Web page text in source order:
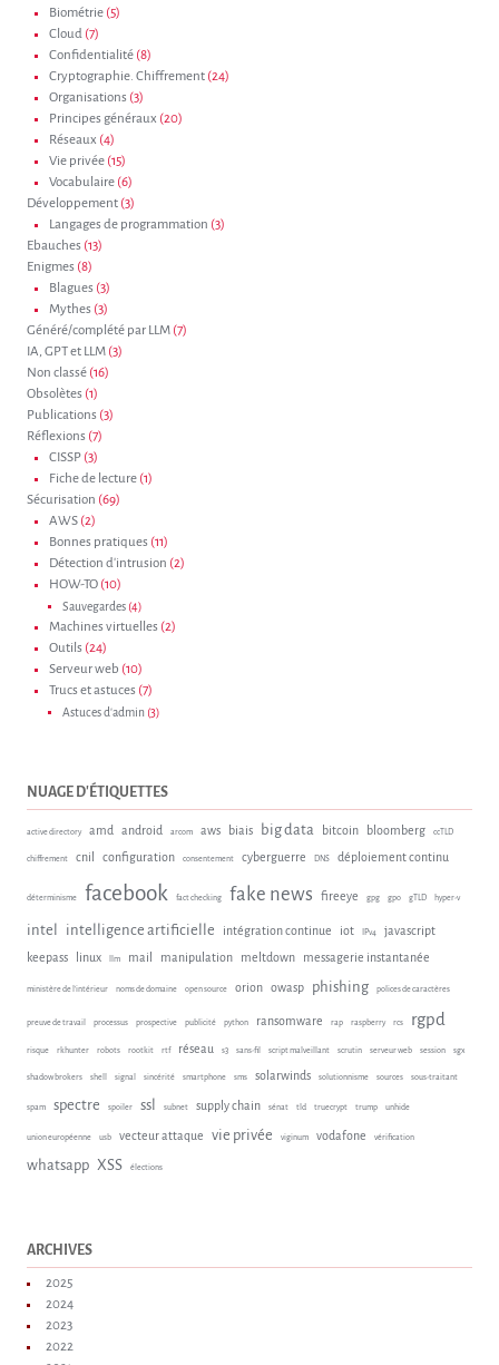
Biométrie (5)
Cloud (7)
Confidentialité (8)
Cryptographie. Chiffrement (24)
Organisations (3)
Principes généraux (20)
Réseaux (4)
Vie privée (15)
Vocabulaire (6)
Développement (3)
Langages de programmation (3)
Ebauches (13)
Enigmes (8)
Blagues (3)
Mythes (3)
Généré/complété par LLM (7)
IA, GPT et LLM (3)
Non classé (16)
Obsolètes (1)
Publications (3)
Réflexions (7)
CISSP (3)
Fiche de lecture (1)
Sécurisation (69)
AWS (2)
Bonnes pratiques (11)
Détection d'intrusion (2)
HOW-TO (10)
Sauvegardes (4)
Machines virtuelles (2)
Outils (24)
Serveur web (10)
Trucs et astuces (7)
Astuces d'admin (3)
NUAGE D'ÉTIQUETTES
active directory amd android arcom aws biais big data bitcoin bloomberg ccTLD
chiffrement cnil configuration consentement cyberguerre DNS déploiement continu
déterminisme facebook fact checking fake news fireeye gpg gpo gTLD hyper-v
intel intelligence artificielle intégration continue iot IPv4
javascript
keepass
linux llm mail manipulation meltdown messagerie instantanée
ministère de l'intérieur noms de domaine open source orion owasp phishing polices de caractères
preuve de travail processus prospective publicité python ransomware rap raspberry rcs rgpd
risque rkhunter robots rootkit rtf réseau s3 sans-fil script malveillant scrutin serveur web session sgx
shadow brokers shell signal sincérité smartphone sms solarwinds solutionnisme sources sous-traitant
spam spectre spoiler ssl subnet supply chain sénat tld truecrypt trump unhide
union européenne usb vecteur attaque vie privée viginum vodafone vérification
whatsapp XSS élections
ARCHIVES
2025
2024
2023
2022